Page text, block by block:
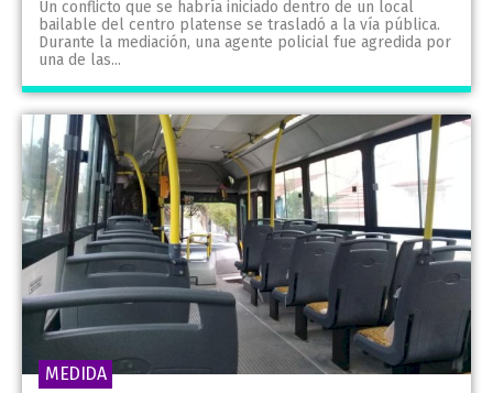
Un conflicto que se habría iniciado dentro de un local
bailable del centro platense se trasladó a la vía pública.
Durante la mediación, una agente policial fue agredida por
una de las...
MEDIDA